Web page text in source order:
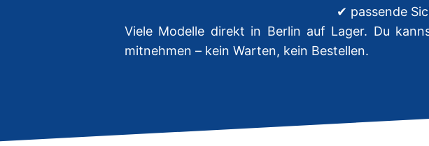
✔ passende
Viele Modelle direkt in Berlin auf Lager. Du
mitnehmen – kein Warten, kein Bestellen.